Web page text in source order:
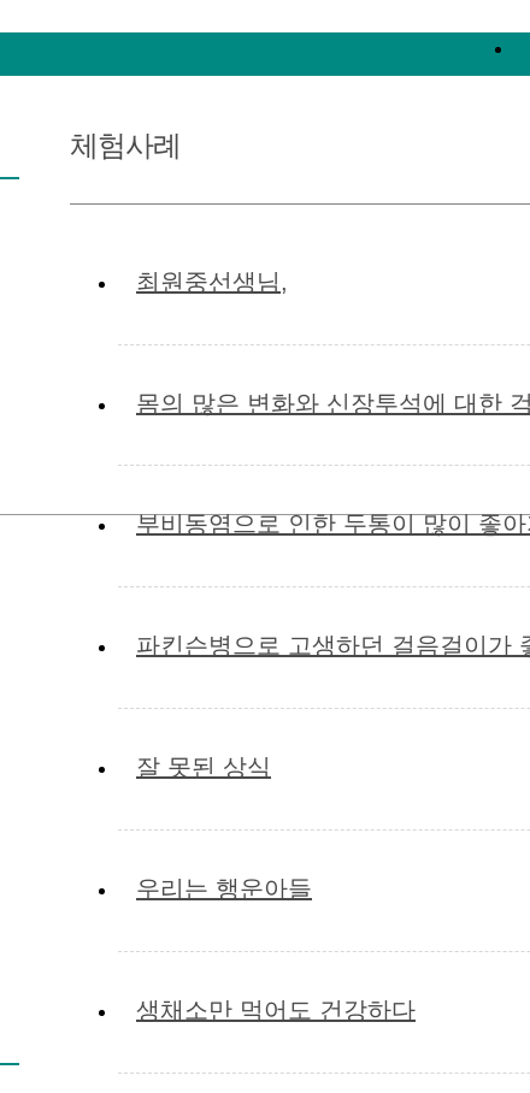
체험사례
최원중선생님,
몸의 많은 변화와 신장투석에 대한
부비동염으로 인한 두통이 많이 좋
파킨슨병으로 고생하던 걸음걸이가
잘 못된 상식
우리는 행운아들
생채소만 먹어도 건강하다